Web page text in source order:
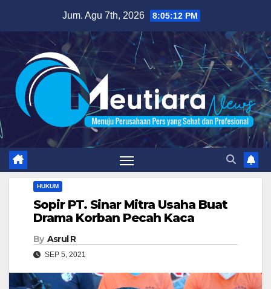
content
Jum. Agu 7th, 2026 8:05:14 PM
HUKUM
Sopir PT. Sinar Mitra Usaha Buat
Drama Korban Pecah Kaca
By Asrul R
SEP 5, 2021